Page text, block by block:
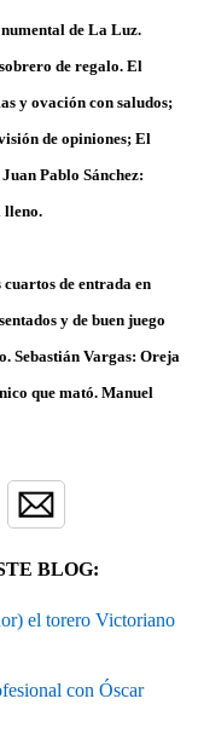
de La Luz.
de regalo. El
y ovación con saludos;
de opiniones; El
Pablo Sánchez:
lleno.
de entrada en
y de buen juego
Sebastián Vargas: Oreja
que mató. Manuel
BLOG:
el torero Victoriano
con Óscar